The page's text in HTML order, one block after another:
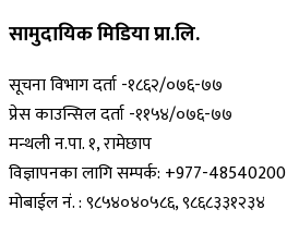
सामुदायिक मिडिया प्रा.लि.
सूचना विभाग दर्ता -१८६२/०७६-७७
प्रेस काउन्सिल दर्ता -११५४/०७६-७७
मन्थली न.पा. १, रामेछाप
विज्ञापनका लागि सम्पर्क: +977-48540200
मोबाईल नं. : ९८५४०४०५८६, ९८६८३३१२३४